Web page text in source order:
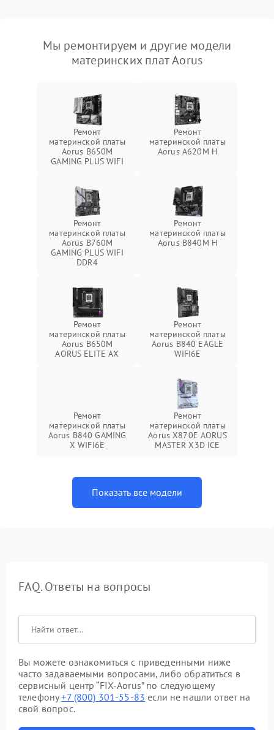
Мы ремонтируем и другие модели
материнских плат Aorus
Ремонт
материнской платы
Aorus B650M
GAMING PLUS WIFI
Ремонт
материнской платы
Aorus A620M H
Ремонт
материнской платы
Aorus B760M
GAMING PLUS WIFI
DDR4
Ремонт
материнской платы
Aorus B840M H
Ремонт
материнской платы
Aorus B650M
AORUS ELITE AX
Ремонт
материнской платы
Aorus B840 EAGLE
WIFI6E
Ремонт
материнской платы
Aorus B840 GAMING
X WIFI6E
Ремонт
материнской платы
Aorus X870E AORUS
MASTER X3D ICE
Показать все модели
FAQ. Ответы на вопросы
Вы можете ознакомиться с приведенными ниже
часто задаваемыми вопросами, либо обратиться в
сервисный центр “FIX-Aorus” по следующему
телефону+7 (800) 301-55-83 если не нашли ответ на
свой вопрос.